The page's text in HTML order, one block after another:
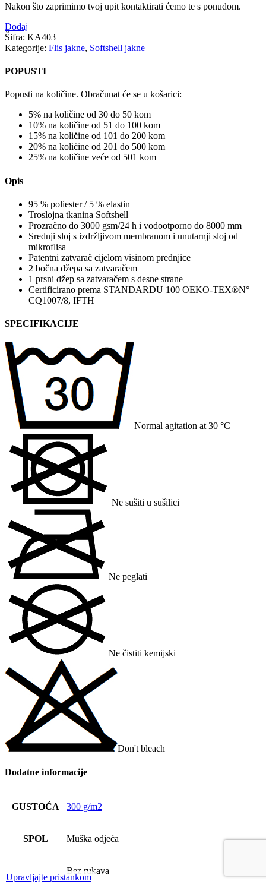
Nakon što zaprimimo tvoj upit kontaktirati ćemo te s ponudom.
Dodaj
Šifra: KA403
Kategorije: Flis jakne, Softshell jakne
POPUSTI
Popusti na količine. Obračunat će se u košarici:
5% na količine od 30 do 50 kom
10% na količine od 51 do 100 kom
15% na količine od 101 do 200 kom
20% na količine od 201 do 500 kom
25% na količine veće od 501 kom
Opis
95 % poliester / 5 % elastin
Troslojna tkanina Softshell
Prozračno do 3000 gsm/24 h i vodootporno do 8000 mm
Srednji sloj s izdržljivom membranom i unutarnji sloj od
mikroflisa
Patentni zatvarač cijelom visinom prednjice
2 bočna džepa sa zatvaračem
1 prsni džep sa zatvaračem s desne strane
Certificirano prema STANDARDU 100 OEKO-TEX®N°
CQ1007/8, IFTH
SPECIFIKACIJE
Normal agitation at 30 °C
Ne sušiti u sušilici
Ne peglati
Ne čistiti kemijski
Don't bleach
Dodatne informacije
GUSTOĆA 300 g/m2
SPOL Muška odjeća
Bez rukava
Upravljajte pristankom